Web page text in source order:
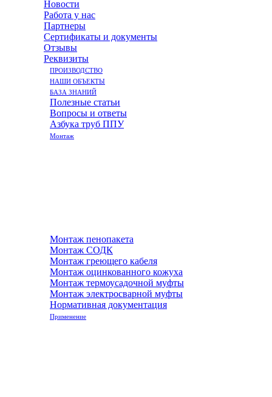
Новости
Работа у нас
Партнеры
Сертификаты и документы
Отзывы
Реквизиты
ПРОИЗВОДСТВО
НАШИ ОБЪЕКТЫ
БАЗА ЗНАНИЙ
Полезные статьи
Вопросы и ответы
Азбука труб ППУ
Монтаж
Монтаж пенопакета
Монтаж СОДК
Монтаж греющего кабеля
Монтаж оцинкованного кожуха
Монтаж термоусадочной муфты
Монтаж электросварной муфты
Нормативная документация
Применение